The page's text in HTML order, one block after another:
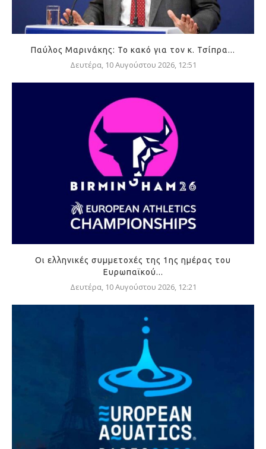
Παύλος Μαρινάκης: Το κακό για τον κ. Τσίπρα...
Δευτέρα, 10 Αυγούστου 2026, 12:51
Οι ελληνικές συμμετοχές της 1ης ημέρας του
Ευρωπαϊκού...
Δευτέρα, 10 Αυγούστου 2026, 12:21